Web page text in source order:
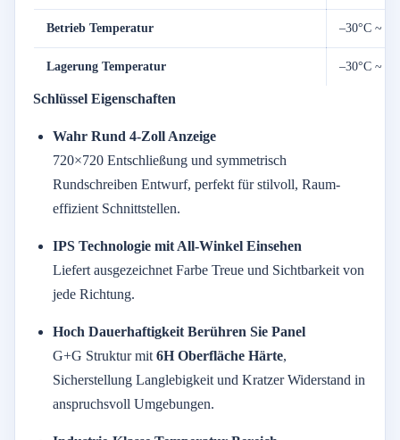
Betrieb Temperatur –30°C ~ +
Lagerung Temperatur –30°C ~ +
Schlüssel Eigenschaften
Wahr Rund 4-Zoll Anzeige
720×720 Entschließung und symmetrisch
Rundschreiben Entwurf, perfekt fürstilvoll, Raum-
effizient Schnittstellen.
IPS Technologie mit All-Winkel Einsehen
Liefert ausgezeichnet Farbe Treue und Sichtbarkeit von
jede Richtung.
Hoch Dauerhaftigkeit Berühren Sie Panel
G+G Strukturmit 6HOberfläche Härte,
Sicherstellung Langlebigkeit und KratzerWiderstand in
anspruchsvoll Umgebungen.